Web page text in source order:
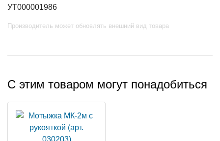
УТ000001986
Производитель может обновлять внешний вид товара
С этим товаром могут понадобиться